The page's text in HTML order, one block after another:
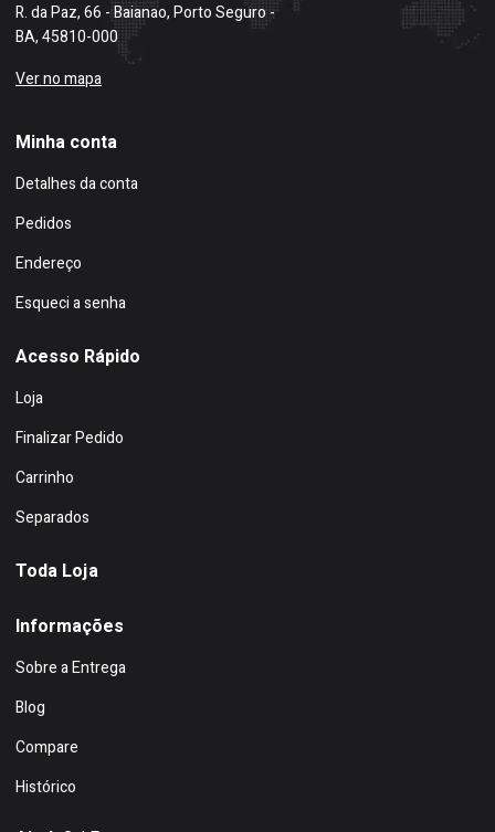
R. da Paz, 66 - Baianao, Porto Seguro -
BA, 45810-000
Ver no mapa
Minha conta
Detalhes da conta
Pedidos
Endereço
Esqueci a senha
Acesso Rápido
Loja
Finalizar Pedido
Carrinho
Separados
Toda Loja
Informações
Sobre a Entrega
Blog
Compare
Histórico